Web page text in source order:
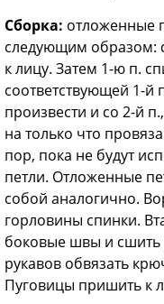
Сборка: отложенные
следующим образом:
к лицу. Затем 1-ю п.
соответствующей 1-й
произвести и со 2-й
на только что
пор, пока не будут
петли. Отложенные
собой аналогично.
горловины спинки.
боковые швы и сшить
рукавов обвязать
Пуговицы пришить к